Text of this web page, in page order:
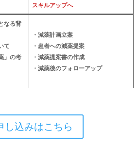
スキルアップへ
なる背
て
」の考
・減薬計画立案
・患者への減薬提案
・減薬提案書の作成
・減薬後のフォローアップ
し込みはこちら